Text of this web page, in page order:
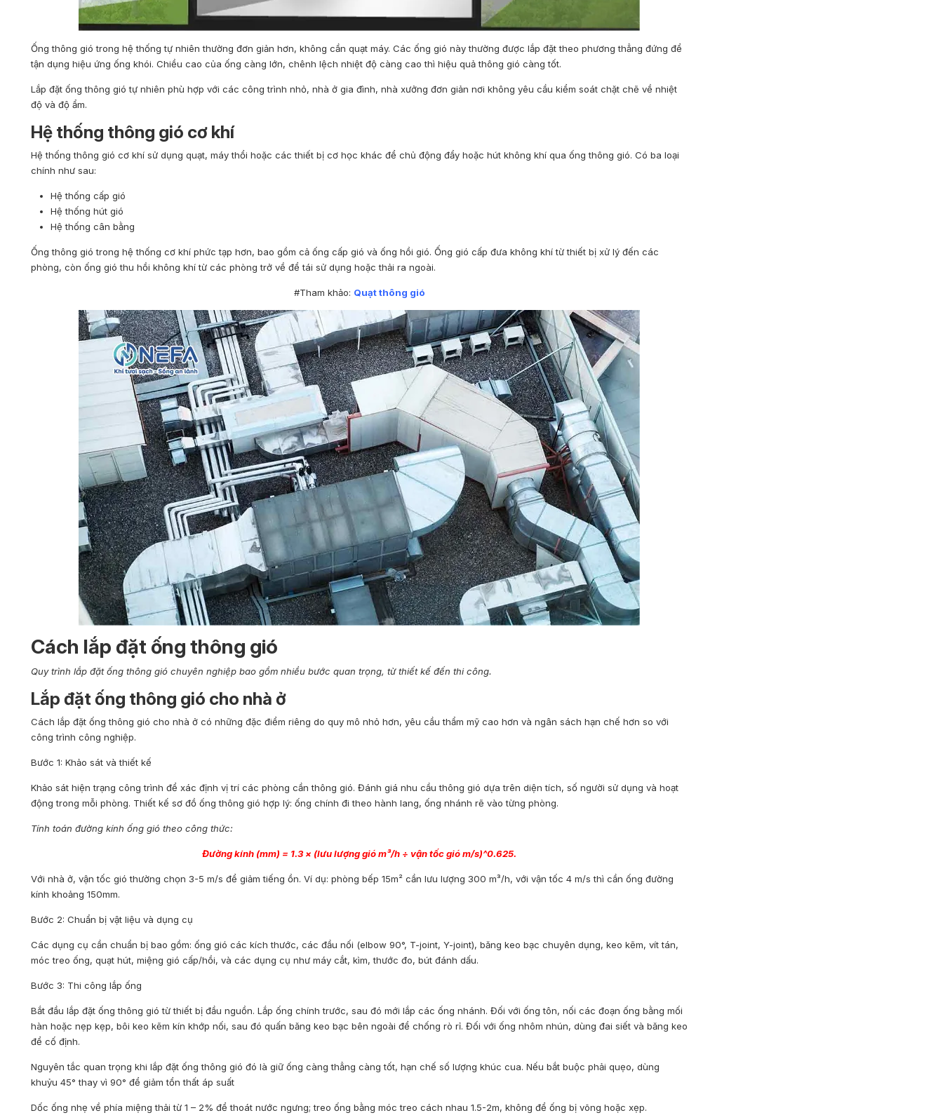
Ống thông gió trong hệ thống tự nhiên thường đơn giản hơn, không cần quạt máy. Các ống gió này thường được lắp đặt theo phương thẳng đứng để
tận dụng hiệu ứng ống khói. Chiều cao của ống càng lớn, chênh lệch nhiệt độ càng cao thì hiệu quả thông gió càng tốt.
Lắp đặt ống thông gió tự nhiên phù hợp với các công trình nhỏ, nhà ở gia đình, nhà xưởng đơn giản nơi không yêu cầu kiểm soát chặt chẽ về nhiệt
độ và độ ẩm.
Hệ thống thông gió cơ khí
Hệ thống thông gió cơ khí sử dụng quạt, máy thổi hoặc các thiết bị cơ học khác để chủ động đẩy hoặc hút không khí qua ống thông gió. Có ba loại
chính như sau:
Hệ thống cấp gió
Hệ thống hút gió
Hệ thống cân bằng
Ống thông gió trong hệ thống cơ khí phức tạp hơn, bao gồm cả ống cấp gió và ống hồi gió. Ống gió cấp đưa không khí từ thiết bị xử lý đến các
phòng, còn ống gió thu hồi không khí từ các phòng trở về để tái sử dụng hoặc thải ra ngoài.
#Tham khảo: Quạt thông gió
Cách lắp đặt ống thông gió
Quy trình lắp đặt ống thông gió chuyên nghiệp bao gồm nhiều bước quan trọng, từ thiết kế đến thi công.
Lắp đặt ống thông gió cho nhà ở
Cách lắp đặt ống thông gió cho nhà ở có những đặc điểm riêng do quy mô nhỏ hơn, yêu cầu thẩm mỹ cao hơn và ngân sách hạn chế hơn so với
công trình công nghiệp.
Bước 1: Khảo sát và thiết kế
Khảo sát hiện trạng công trình để xác định vị trí các phòng cần thông gió. Đánh giá nhu cầu thông gió dựa trên diện tích, số người sử dụng và hoạt
động trong mỗi phòng. Thiết kế sơ đồ ống thông gió hợp lý: ống chính đi theo hành lang, ống nhánh rẽ vào từng phòng.
Tính toán đường kính ống gió theo công thức:
Đường kính (mm) = 1.3 × (lưu lượng gió m³/h ÷ vận tốc gió m/s)^0.625.
Với nhà ở, vận tốc gió thường chọn 3-5 m/s để giảm tiếng ồn. Ví dụ: phòng bếp 15m² cần lưu lượng 300 m³/h, với vận tốc 4 m/s thì cần ống đường
kính khoảng 150mm.
Bước 2: Chuẩn bị vật liệu và dụng cụ
Các dụng cụ cần chuẩn bị bao gồm: ống gió các kích thước, các đầu nối (elbow 90°, T-joint, Y-joint), băng keo bạc chuyên dụng, keo kẽm, vít tán,
móc treo ống, quạt hút, miệng gió cấp/hồi, và các dụng cụ như máy cắt, kìm, thước đo, bút đánh dấu.
Bước 3: Thi công lắp ống
Bắt đầu lắp đặt ống thông gió từ thiết bị đầu nguồn. Lắp ống chính trước, sau đó mới lắp các ống nhánh. Đối với ống tôn, nối các đoạn ống bằng mối
hàn hoặc nẹp kẹp, bôi keo kẽm kín khớp nối, sau đó quấn băng keo bạc bên ngoài để chống rò rỉ. Đối với ống nhôm nhún, dùng đai siết và băng keo
để cố định.
Nguyên tắc quan trọng khi lắp đặt ống thông gió đó là giữ ống càng thẳng càng tốt, hạn chế số lượng khúc cua. Nếu bắt buộc phải quẹo, dùng
khuỷu 45° thay vì 90° để giảm tổn thất áp suất
Dốc ống nhẹ về phía miệng thải từ 1 – 2% để thoát nước ngưng; treo ống bằng móc treo cách nhau 1.5-2m, không để ống bị võng hoặc xẹp.